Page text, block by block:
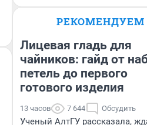
РЕКОМЕНДУЕМ
Лицевая гладь для
чайников: гайд от
петель до первого
готового изделия
13 часов 7 644 Обсудить
Ученый АлтГУ рассказала,